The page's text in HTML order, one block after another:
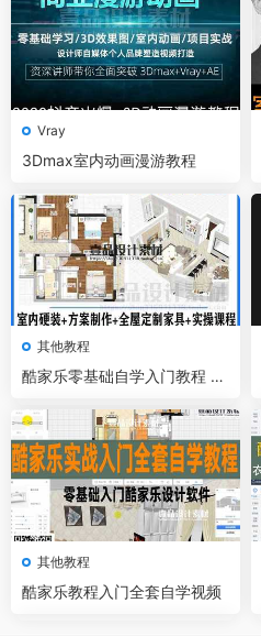
Vray
3Dmax室内动画漫游教程
其他教程
酷家乐零基础自学入门教程 硬
其他教程
酷家乐教程入门全套自学视频